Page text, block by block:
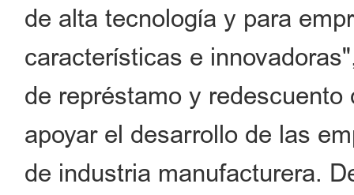
de alta tecnología y para
características e
de représtamo y
apoyar el desarrollo de las
de industria manufacturera.